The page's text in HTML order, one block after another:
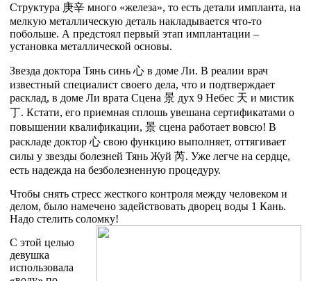
Структура 庚辛 много «железа», то есть детали импланта, на
мелкую металлическую деталь накладывается что-то
побольше. А предстоял первый этап имплантации –
установка металлической основы.
Звезда доктора Тянь синь 心 в доме Ли. В реалии врач
известный специалист своего дела, что и подтверждает
расклад, в доме Ли врата Сцена 景 дух 9 Небес 天 и мистик
丁. Кстати, его приемная сплошь увешана сертификатами о
повышении квалификации, 景 сцена работает вовсю! В
раскладе доктор 心 свою функцию выполняет, оттягивает
силы у звезды болезней Тянь Жуй 芮. Уже легче на сердце,
есть надежда на безболезненную процедуру.
Чтобы снять стресс жесткого контроля между человеком и
делом, было намечено задействовать дворец воды 1 Кань.
Надо стелить соломку!
С этой целью
девушка
использовала